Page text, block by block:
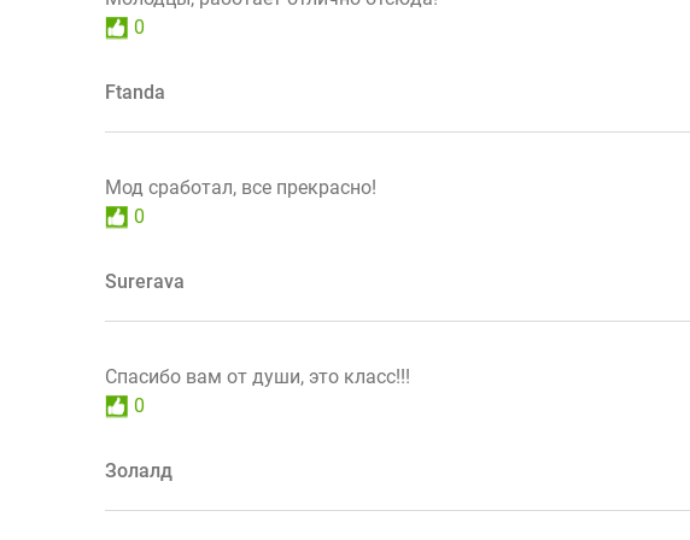
0
Ftanda
Мод сработал, все прекрасно!
0
Surerava
Спасибо вам от души, это класс!!!
0
Золалд